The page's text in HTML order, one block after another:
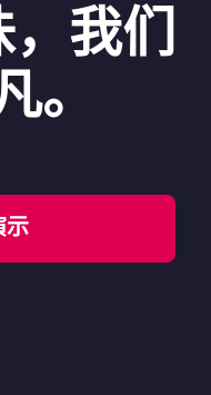
我们
。
示